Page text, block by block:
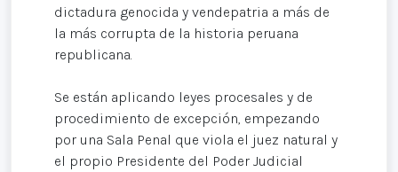
dictadura genocida y vendepatria a más de
la más corrupta de la historia peruana
republicana.
Se están aplicando leyes procesales y de
procedimiento de excepción, empezando
por una Sala Penal que viola el juez natural y
el propio Presidente del Poder Judicial